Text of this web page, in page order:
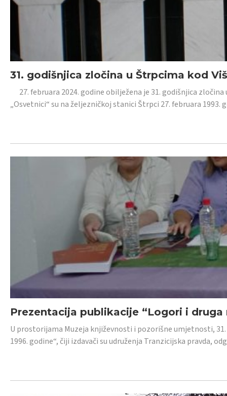
31. godišnjica zločina u Štrpcima kod
27. februara 2024. godine obilježena je 31. godišnjica
„Osvetnici“ su na željezničkoj stanici Štrpci 27. februara 1993.
Prezentacija publikacije “Logori i druga
U prostorijama Muzeja književnosti i pozorišne umjetnosti,
1996. godine“, čiji izdavači su udruženja Tranzicijska pravda,